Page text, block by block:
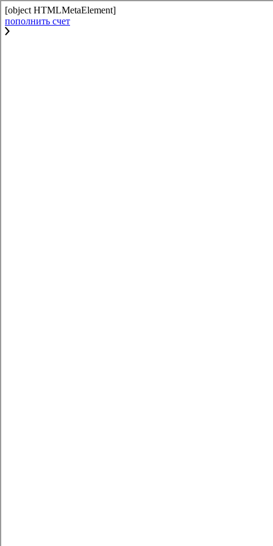
[object HTMLMetaElement]
пополнить счет